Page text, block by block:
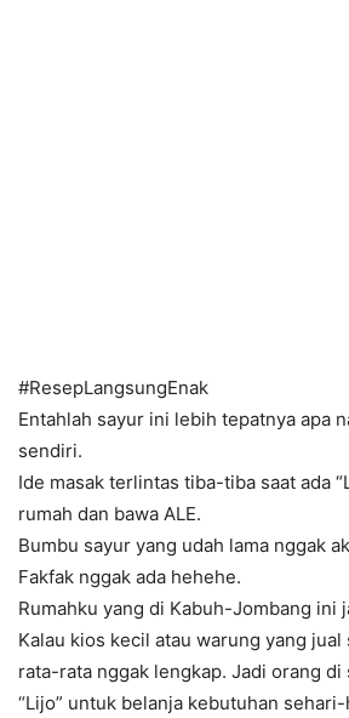
#ResepLangsungEnak
Entahlah sayur ini lebih tepatnya apa
sendiri.
Ide masak terlintas tiba-tiba saat ada
rumah dan bawa ALE.
Bumbu sayur yang udah lama nggak
Fakfak nggak ada hehehe.
Rumahku yang di Kabuh-Jombang ini
Kalau kios kecil atau warung yang jual
rata-rata nggak lengkap. Jadi orang di
“Lijo” untuk belanja kebutuhan